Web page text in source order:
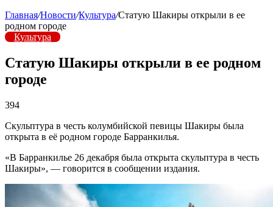
Главная/Новости/Культура/Статую Шакиры открыли в ее
родном городе
Культура
Статую Шакиры открыли в ее родном
городе
394
Скульптура в честь колумбийской певицы Шакиры была
открыта в её родном городе Барранкилья.
«В Барранкилье 26 декабря была открыта скульптура в честь
Шакиры», — говорится в сообщении издания.